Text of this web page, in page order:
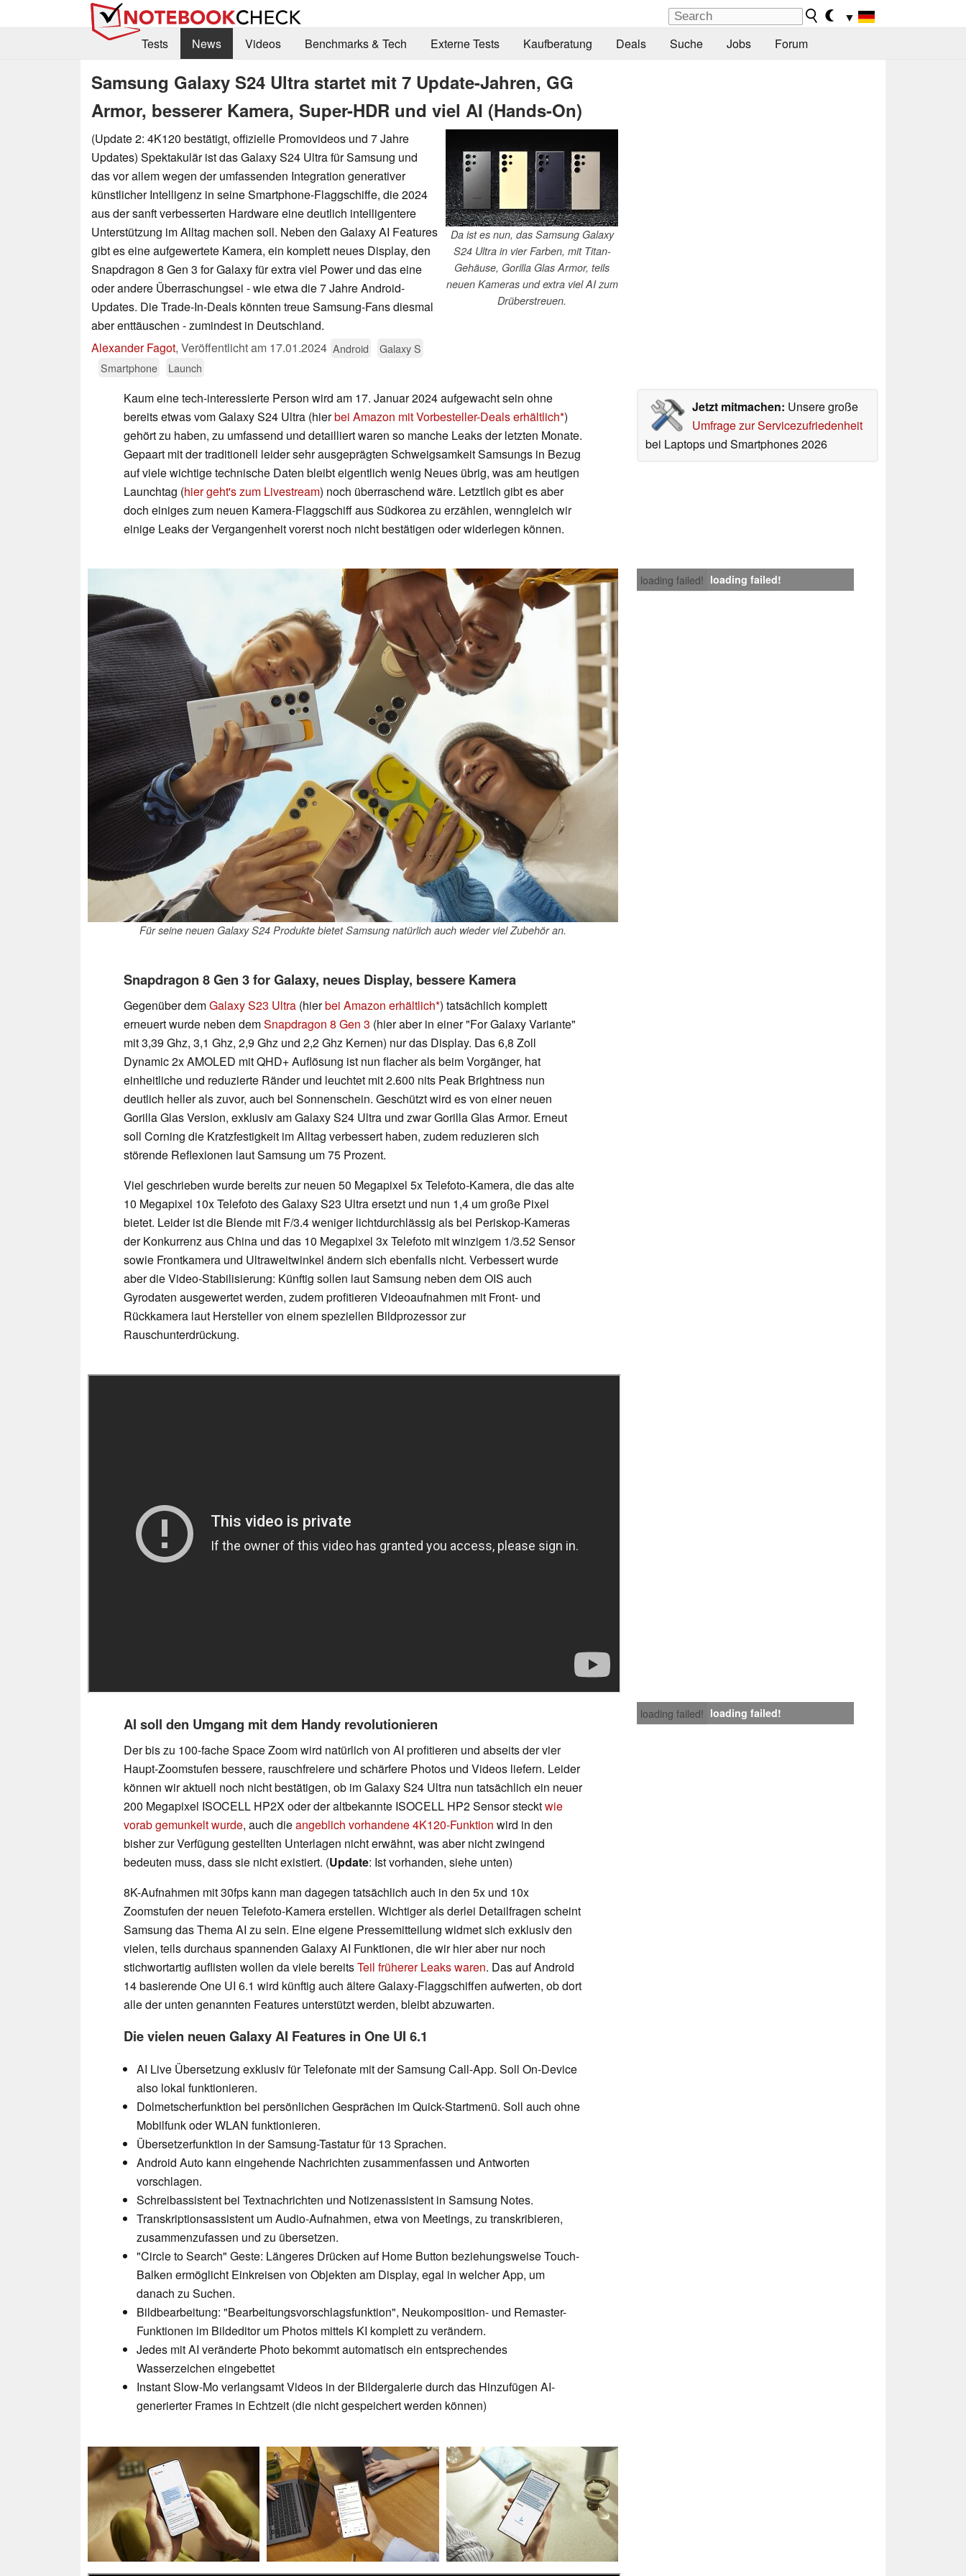
▼
Tests
News Videos Benchmarks & Tech Externe Tests Kaufberatung Deals Suche Jobs Forum
Samsung Galaxy S24 Ultra startet mit 7 Update-Jahren, GG
Armor, besserer Kamera, Super-HDR und viel AI (Hands-On)
Da ist es nun, das Samsung Galaxy
S24 Ultra in vier Farben, mit Titan-
Gehäuse, Gorilla Glas Armor, teils
neuen Kameras und extra viel AI zum
Drüberstreuen.
(Update 2: 4K120 bestätigt, offizielle Promovideos und 7 Jahre
Updates) Spektakulär ist das Galaxy S24 Ultra für Samsung und
das vor allem wegen der umfassenden Integration generativer
künstlicher Intelligenz in seine Smartphone-Flaggschiffe, die 2024
aus der sanft verbesserten Hardware eine deutlich intelligentere
Unterstützung im Alltag machen soll. Neben den Galaxy AI Features
gibt es eine aufgewertete Kamera, ein komplett neues Display, den
Snapdragon 8 Gen 3 for Galaxy für extra viel Power und das eine
oder andere Überraschungsei - wie etwa die 7 Jahre Android-
Updates. Die Trade-In-Deals könnten treue Samsung-Fans diesmal
aber enttäuschen - zumindest in Deutschland.
Alexander Fagot, Veröffentlicht am 17.01.2024 Android
Galaxy S
Smartphone
Launch
Jetzt mitmachen: Unsere große
Umfrage zur Servicezufriedenheit
bei Laptops und Smartphones 2026
Kaum eine tech-interessierte Person wird am 17. Januar 2024 aufgewacht sein ohne
bereits etwas vom Galaxy S24 Ultra (hierbei Amazon mit Vorbesteller-Deals erhältlich )
gehört zu haben, zu umfassend und detailliert waren so manche Leaks der letzten Monate.
Gepaart mit der traditionell leider sehr ausgeprägten Schweigsamkeit Samsungs in Bezug
auf viele wichtige technische Daten bleibt eigentlich wenig Neues übrig, was am heutigen
Launchtag (hier geht's zum Livestream) noch überraschend wäre. Letztlich gibt es aber
doch einiges zum neuen Kamera-Flaggschiff aus Südkorea zu erzählen, wenngleich wir
einige Leaks der Vergangenheit vorerst noch nicht bestätigen oder widerlegen können.
loading failed! loading failed!
Für seine neuen Galaxy S24 Produkte bietet Samsung natürlich auch wieder viel Zubehör an.
Snapdragon 8 Gen 3 for Galaxy, neues Display, bessere Kamera
Gegenüber demGalaxy S23 Ultra (hierbei Amazon erhältlich ) tatsächlich komplett
erneuert wurde neben demSnapdragon 8 Gen 3 (hier aber in einer "For Galaxy Variante"
mit 3,39 Ghz, 3,1 Ghz, 2,9 Ghz und 2,2 Ghz Kernen) nur das Display. Das 6,8 Zoll
Dynamic 2x AMOLED mit QHD+ Auflösung ist nun flacher als beim Vorgänger, hat
einheitliche und reduzierte Ränder und leuchtet mit 2.600 nits Peak Brightness nun
deutlich heller als zuvor, auch bei Sonnenschein. Geschützt wird es von einer neuen
Gorilla Glas Version, exklusiv am Galaxy S24 Ultra und zwar Gorilla Glas Armor. Erneut
soll Corning die Kratzfestigkeit im Alltag verbessert haben, zudem reduzieren sich
störende Reflexionen laut Samsung um 75 Prozent.
Viel geschrieben wurde bereits zur neuen 50 Megapixel 5x Telefoto-Kamera, die das alte
10 Megapixel 10x Telefoto des Galaxy S23 Ultra ersetzt und nun 1,4 um große Pixel
bietet. Leider ist die Blende mit F/3.4 weniger lichtdurchlässig als bei Periskop-Kameras
der Konkurrenz aus China und das 10 Megapixel 3x Telefoto mit winzigem 1/3.52 Sensor
sowie Frontkamera und Ultraweitwinkel ändern sich ebenfalls nicht. Verbessert wurde
aber die Video-Stabilisierung: Künftig sollen laut Samsung neben dem OIS auch
Gyrodaten ausgewertet werden, zudem profitieren Videoaufnahmen mit Front- und
Rückkamera laut Hersteller von einem speziellen Bildprozessor zur
Rauschunterdrückung.
loading failed! loading failed!
AI soll den Umgang mit dem Handy revolutionieren
Der bis zu 100-fache Space Zoom wird natürlich von AI profitieren und abseits der vier
Haupt-Zoomstufen bessere, rauschfreiere und schärfere Photos und Videos liefern. Leider
können wir aktuell noch nicht bestätigen, ob im Galaxy S24 Ultra nun tatsächlich ein neuer
200 Megapixel ISOCELL HP2X oder der altbekannte ISOCELL HP2 Sensor stecktwie
vorab gemunkelt wurde, auch dieangeblich vorhandene 4K120-Funktion wird in den
bisher zur Verfügung gestellten Unterlagen nicht erwähnt, was aber nicht zwingend
bedeuten muss, dass sie nicht existiert. (Update: Ist vorhanden, siehe unten)
8K-Aufnahmen mit 30fps kann man dagegen tatsächlich auch in den 5x und 10x
Zoomstufen der neuen Telefoto-Kamera erstellen. Wichtiger als derlei Detailfragen scheint
Samsung das Thema AI zu sein. Eine eigene Pressemitteilung widmet sich exklusiv den
vielen, teils durchaus spannenden Galaxy AI Funktionen, die wir hier aber nur noch
stichwortartig auflisten wollen da viele bereitsTeil früherer Leaks waren. Das auf Android
14 basierende One UI 6.1 wird künftig auch ältere Galaxy-Flaggschiffen aufwerten, ob dort
alle der unten genannten Features unterstützt werden, bleibt abzuwarten.
Die vielen neuen Galaxy AI Features in One UI 6.1
AI Live Übersetzung exklusiv für Telefonate mit der Samsung Call-App. Soll On-Device
also lokal funktionieren.
Dolmetscherfunktion bei persönlichen Gesprächen im Quick-Startmenü. Soll auch ohne
Mobilfunk oder WLAN funktionieren.
Übersetzerfunktion in der Samsung-Tastatur für 13 Sprachen.
Android Auto kann eingehende Nachrichten zusammenfassen und Antworten
vorschlagen.
Schreibassistent bei Textnachrichten und Notizenassistent in Samsung Notes.
Transkriptionsassistent um Audio-Aufnahmen, etwa von Meetings, zu transkribieren,
zusammenzufassen und zu übersetzen.
"Circle to Search" Geste: Längeres Drücken auf Home Button beziehungsweise Touch-
Balken ermöglicht Einkreisen von Objekten am Display, egal in welcher App, um
danach zu Suchen.
Bildbearbeitung: "Bearbeitungsvorschlagsfunktion", Neukomposition- und Remaster-
Funktionen im Bildeditor um Photos mittels KI komplett zu verändern.
Jedes mit AI veränderte Photo bekommt automatisch ein entsprechendes
Wasserzeichen eingebettet
Instant Slow-Mo verlangsamt Videos in der Bildergalerie durch das Hinzufügen AI-
generierter Frames in Echtzeit (die nicht gespeichert werden können)